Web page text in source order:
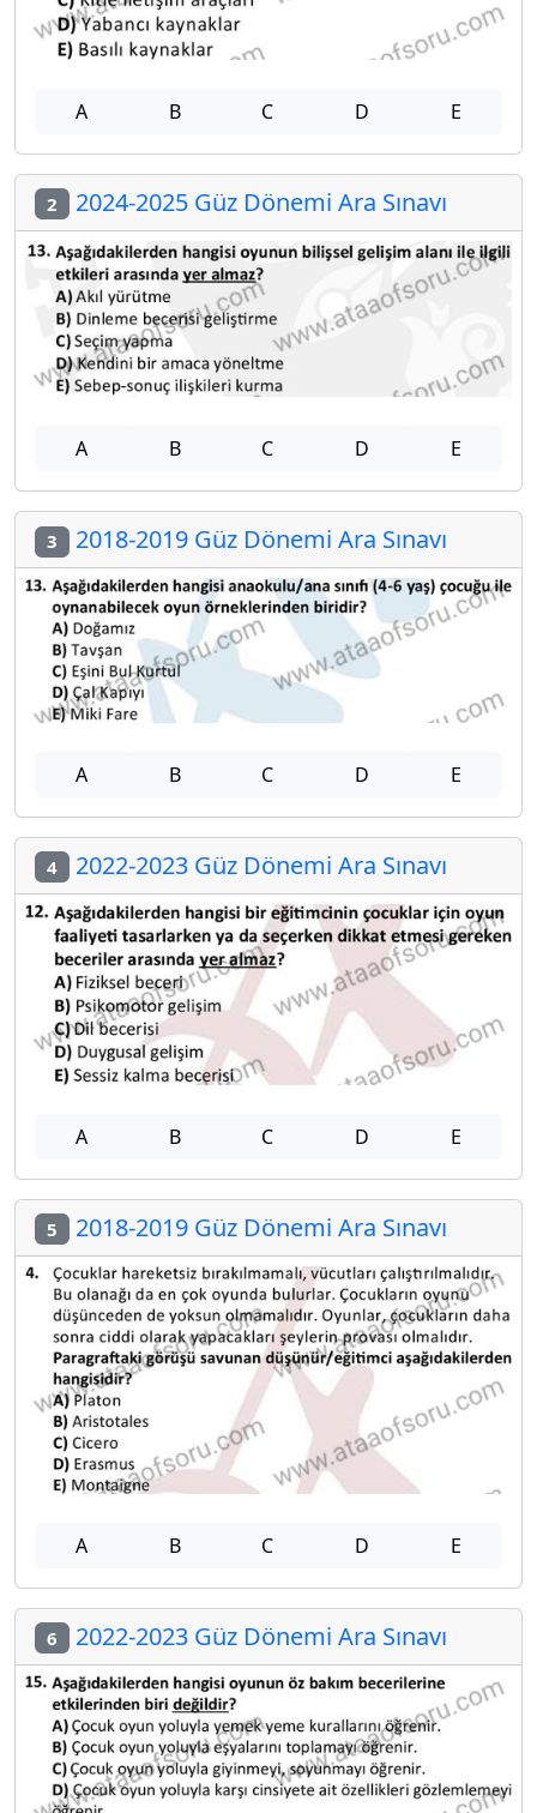
A B C D E
2 2024-2025 Güz Dönemi Ara Sınavı
A B C D E
3 2018-2019 Güz Dönemi Ara Sınavı
A B C D E
4 2022-2023 Güz Dönemi Ara Sınavı
A B C D E
5 2018-2019 Güz Dönemi Ara Sınavı
A B C D E
6 2022-2023 Güz Dönemi Ara Sınavı